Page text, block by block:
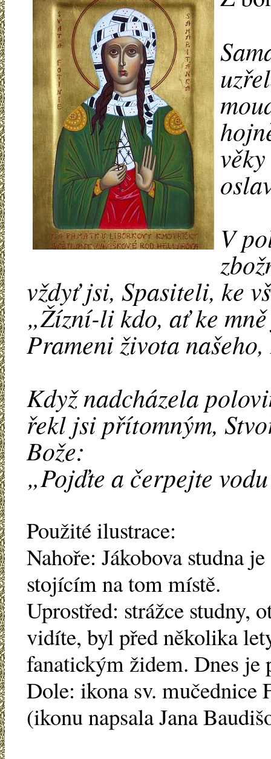
V
vždyť jsi, Spasiteli, ke
„Žízní-li kdo, ať ke
Prameni života
Když nadcházela
řekl jsi přítomným,
Bože:
„Pojďte a čerpejte
Použité ilustrace:
Nahoře: Jákobova studna
stojícím na tom místě.
Uprostřed: strážce studny,
vidíte, byl před několika
fanatickým židem. Dnes je
Dole: ikona sv. mučednice
(ikonu napsala Jana